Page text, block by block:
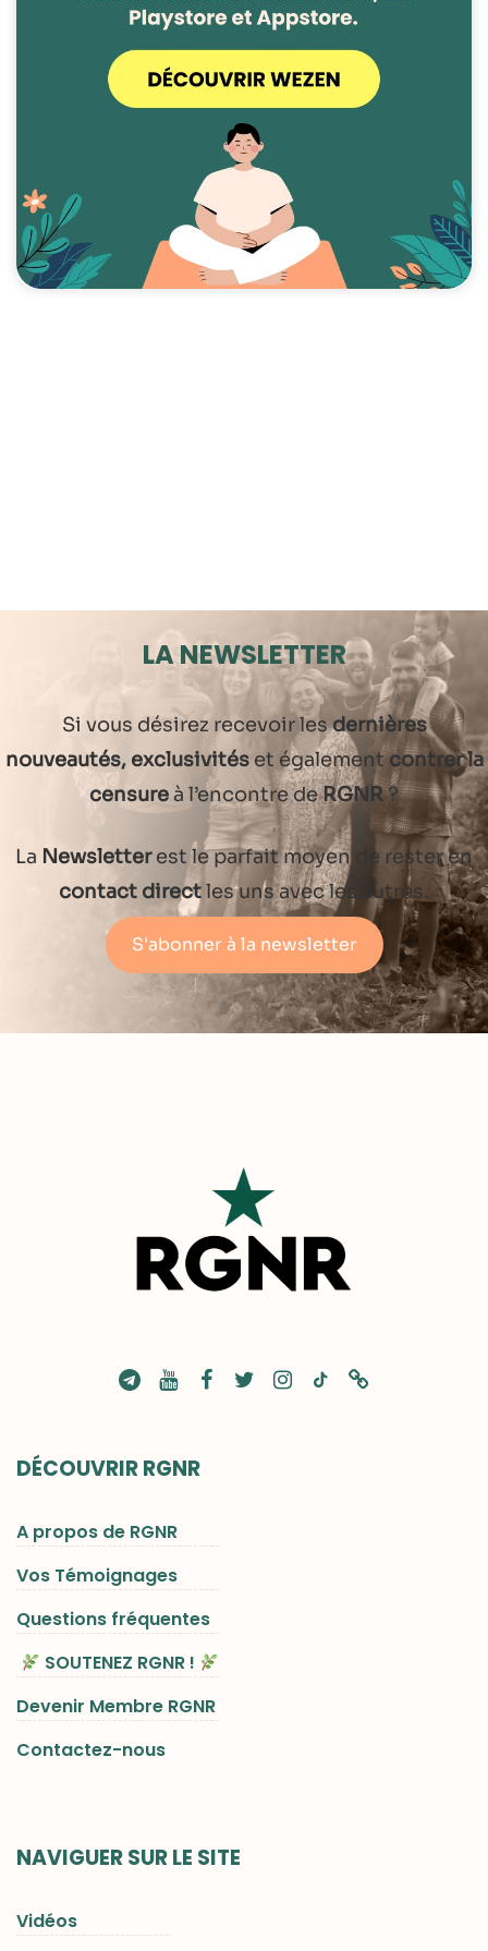
LA NEWSLETTER
Si vous désirez recevoir lesdernières
nouveautés, exclusivitéset également contrer la
censureà l’encontre deRGNR?
La Newsletterest le parfait moyen de rester en
contact directles uns avec les autres.
S'abonner à la newsletter
DÉCOUVRIR RGNR
A propos de RGNR
Vos Témoignages
Questions fréquentes
SOUTENEZ RGNR !
Devenir Membre RGNR
Contactez-nous
NAVIGUER SUR LE SITE
Vidéos